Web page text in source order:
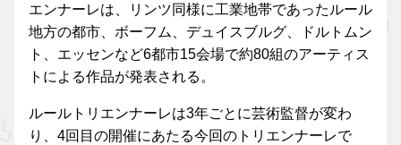
エンナーレは、リンツ同様に工業地帯であったルール
地方の都市、ボーフム、デュイスブルグ、ドルトムン
ト、エッセンなど6都市15会場で約80組のアーティス
トによる作品が発表される。
ルールトリエンナーレは3年ごとに芸術監督が変わ
り、4回目の開催にあたる今回のトリエンナーレで